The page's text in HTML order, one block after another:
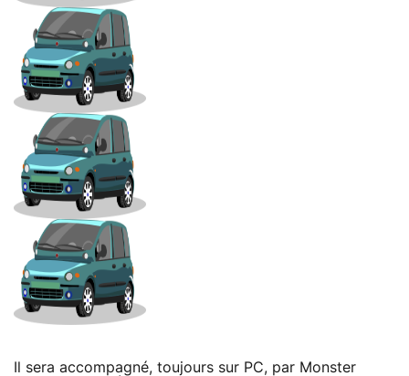
Il sera accompagné, toujours sur PC, par Monster